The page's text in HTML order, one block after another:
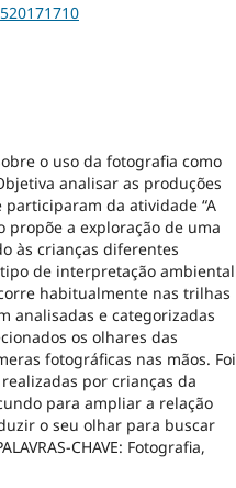
o uso da fotografia como
analisar as produções
da atividade “A
propõe a exploração de uma
às crianças diferentes
de interpretação ambiental
habitualmente nas trilhas
analisadas e categorizadas
os olhares das
fotográficas nas mãos. Foi
por crianças da
para ampliar a relação
o seu olhar para buscar
CHAVE: Fotografia,